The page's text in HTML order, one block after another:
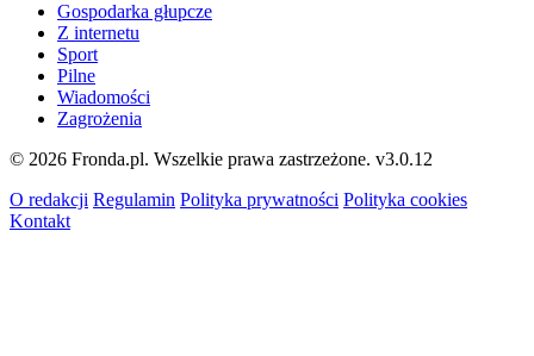
Gospodarka głupcze
Z internetu
Sport
Pilne
Wiadomości
Zagrożenia
© 2026 Fronda.pl. Wszelkie prawa zastrzeżone. v3.0.12
O redakcji Regulamin Polityka prywatności Polityka cookies
Kontakt